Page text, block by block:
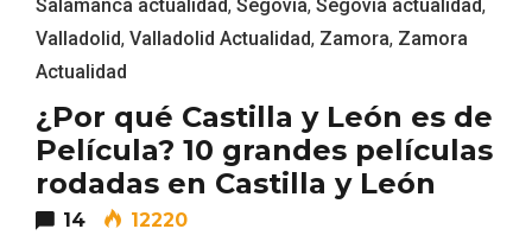
Salamanca actualidad, Segovia, Segovia actualidad,
Valladolid, Valladolid Actualidad, Zamora, Zamora
Actualidad
¿Por qué Castilla y León es de
Película? 10 grandes películas
rodadas en Castilla y León
14 12220